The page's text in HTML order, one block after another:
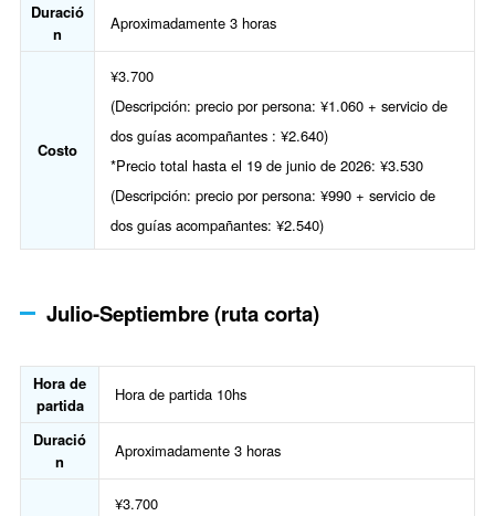
Duració
n
Aproximadamente 3 horas
Costo
¥3.700
(Descripción: precio por persona: ¥1.060 + servicio de
dos guías acompañantes : ¥2.640)
*Precio total hasta el 19 de junio de 2026: ¥3.530
(Descripción: precio por persona: ¥990 + servicio de
dos guías acompañantes: ¥2.540)
Julio-Septiembre (ruta corta)
Hora de
partida
Hora de partida 10hs
Duració
n
Aproximadamente 3 horas
¥3.700